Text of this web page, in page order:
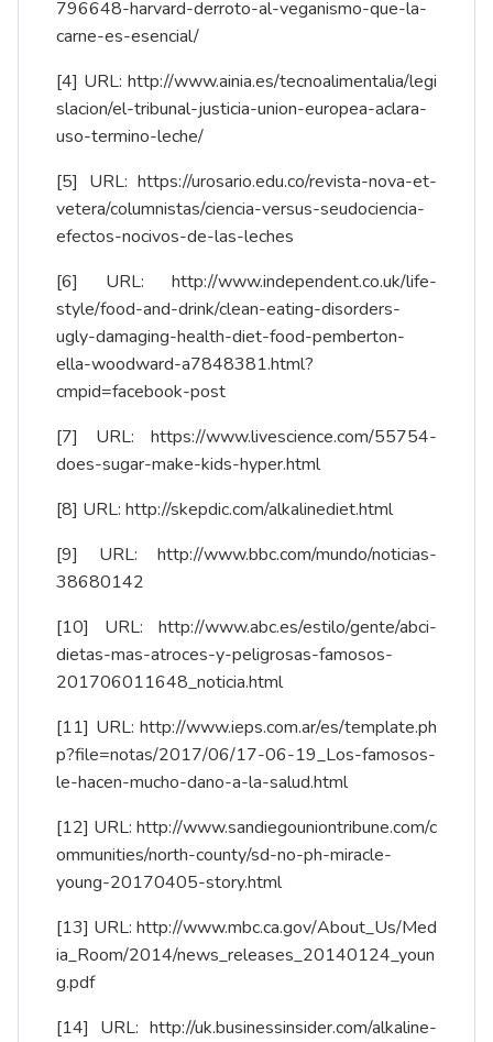
796648-harvard-derroto-al-veganismo-que-la-
carne-es-esencial/
[4] URL: http://www.ainia.es/tecnoalimentalia/legi
slacion/el-tribunal-justicia-union-europea-aclara-
uso-termino-leche/
[5] URL: https://urosario.edu.co/revista-nova-et-
vetera/columnistas/ciencia-versus-seudociencia-
efectos-nocivos-de-las-leches
[6] URL: http://www.independent.co.uk/life-
style/food-and-drink/clean-eating-disorders-
ugly-damaging-health-diet-food-pemberton-
ella-woodward-a7848381.html?
cmpid=facebook-post
[7] URL: https://www.livescience.com/55754-
does-sugar-make-kids-hyper.html
[8] URL: http://skepdic.com/alkalinediet.html
[9] URL: http://www.bbc.com/mundo/noticias-
38680142
[10] URL: http://www.abc.es/estilo/gente/abci-
dietas-mas-atroces-y-peligrosas-famosos-
201706011648_noticia.html
[11] URL: http://www.ieps.com.ar/es/template.ph
p?file=notas/2017/06/17-06-19_Los-famosos-
le-hacen-mucho-dano-a-la-salud.html
[12] URL: http://www.sandiegouniontribune.com/c
ommunities/north-county/sd-no-ph-miracle-
young-20170405-story.html
[13] URL: http://www.mbc.ca.gov/About_Us/Med
ia_Room/2014/news_releases_20140124_youn
g.pdf
[14] URL: http://uk.businessinsider.com/alkaline-